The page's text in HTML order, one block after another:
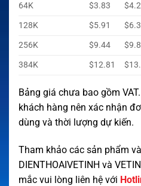
64K
$3.83
128K
$5.91
256K
$9.44
384K
$12.81
Bảng giá chưa bao gồm
khách hàng nên xác nhận
dùng và thời lượng dự kiến.
Tham khảo các sản phẩm
DIENTHOAIVETINH và
mắc vui lòng liên hệ với